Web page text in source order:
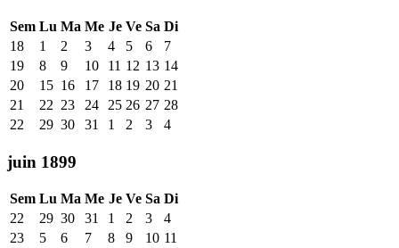
Sem Lu Ma Me Je Ve Sa Di
18
1 2 3 4 5 6
7
19
8 9 10 11 12 13 14
20
15 16 17 18 19 20 21
21
22 23 24 25 26 27 28
22
29 30 31 1 2 3 4
juin 1899
Sem Lu Ma Me Je Ve Sa Di
22
29 30 31 1 2 3
4
23
5 6 7 8 9 10 11